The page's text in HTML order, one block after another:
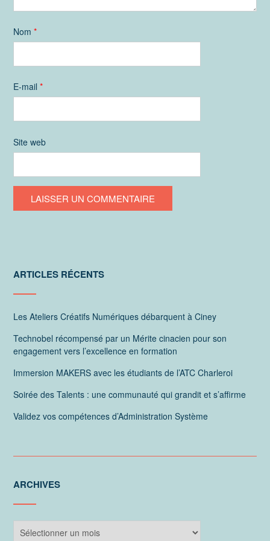
Nom *
E-mail *
Site web
ARTICLES RÉCENTS
Les Ateliers Créatifs Numériques débarquent à Ciney
Technobel récompensé par un Mérite cinacien pour son
engagement vers l’excellence en formation
Immersion MAKERS avec les étudiants de l’ATC Charleroi
Soirée des Talents : une communauté qui grandit et s’affirme
Validez vos compétences d’Administration Système
ARCHIVES